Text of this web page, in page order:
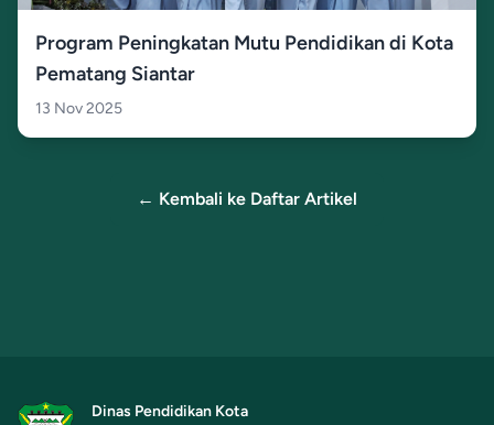
Program Peningkatan Mutu Pendidikan di Kota
Pematang Siantar
13 Nov 2025
← Kembali ke Daftar Artikel
Dinas Pendidikan Kota